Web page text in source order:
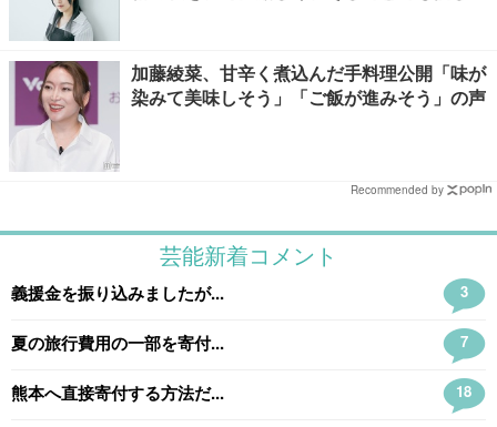
加藤綾菜、甘辛く煮込んだ手料理公開「味が
染みて美味しそう」「ご飯が進みそう」の声
Recommended by